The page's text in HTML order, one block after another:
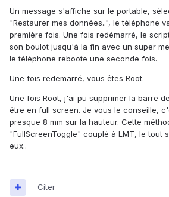
Un message s'affiche sur le portable,
"Restaurer mes données..", le téléphone
première fois. Une fois redémarré, le
son boulot jusqu'à la fin avec un super
le téléphone reboote une seconde fois.
Une fois redemarré, vous êtes Root.
Une fois Root, j'ai pu supprimer la barre
être en full screen. Je vous le conseille,
presque 8 mm sur la hauteur. Cette
"FullScreenToggle" couplé à LMT, le tout
eux..
Citer